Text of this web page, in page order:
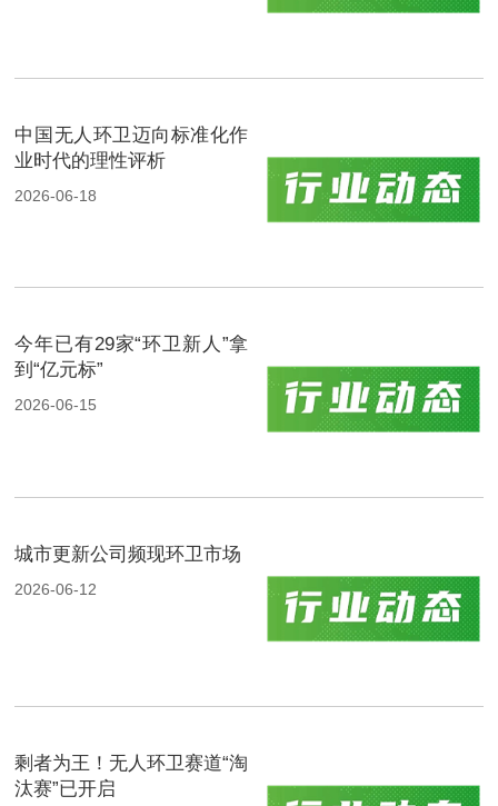
中国无人环卫迈向标准化作
业时代的理性评析
2026-06-18
今年已有29家“环卫新人”拿
到“亿元标”
2026-06-15
城市更新公司频现环卫市场
2026-06-12
剩者为王！无人环卫赛道“淘
汰赛”已开启